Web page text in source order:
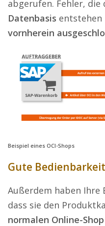
abgerufen. Fehler, die
Datenbasis entstehen
vornherein
Beispiel eines OCI-Shops
Gute Bedienbarkeit
Außerdem haben Ihre
dass sie den
normalen Online-Shop